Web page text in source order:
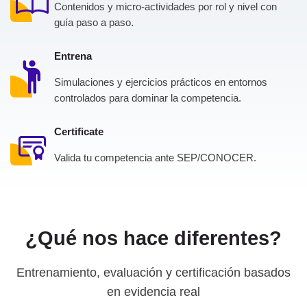
Contenidos y micro-actividades por rol y nivel con
guía paso a paso.
Entrena
Simulaciones y ejercicios prácticos en entornos
controlados para dominar la competencia.
Certificate
Valida tu competencia ante SEP/CONOCER.
¿Qué nos hace diferentes?
Entrenamiento, evaluación y certificación basados
en evidencia real